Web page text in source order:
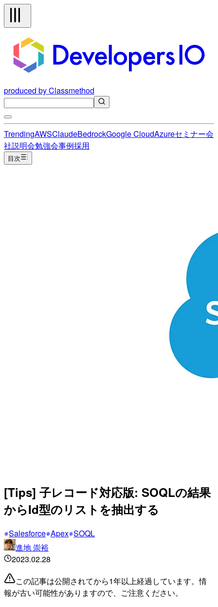
produced by Classmethod
TrendingAWSClaudeBedrockGoogle CloudAzureセミナー会
社説明会勉強会事例採用
目次
[Tips] 子レコード対応版: SOQLの結果
からId型のリストを抽出する
Salesforce Apex SOQL
進地 崇裕
2023.02.28
この記事は公開されてから1年以上経過しています。情
報が古い可能性がありますので、ご注意ください。